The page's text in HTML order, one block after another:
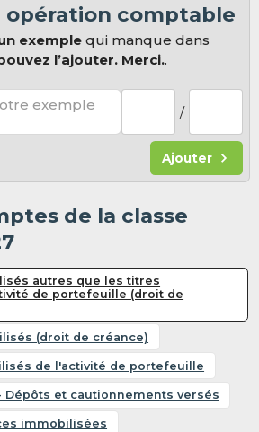
opération comptable
exemple qui manque dans
l’ajouter. Merci..
exemple /
Ajouter
de la classe
autres que les titres
de portefeuille (droit de
(droit de créance)
de l'activité de portefeuille
Dépôts et cautionnements versés
immobilisées